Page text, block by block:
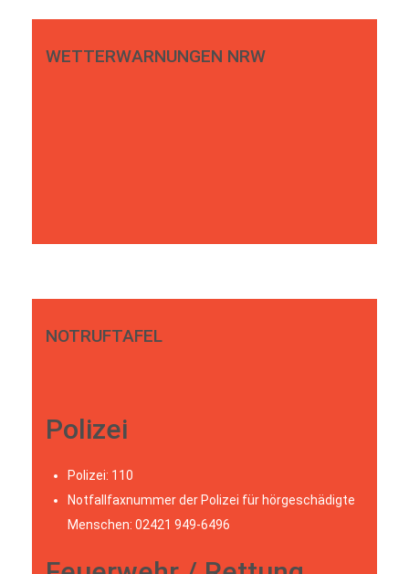
WETTERWARNUNGEN NRW
NOTRUFTAFEL
Polizei
Polizei: 110
Notfallfaxnummer der Polizei für hörgeschädigte
Menschen: 02421 949-6496